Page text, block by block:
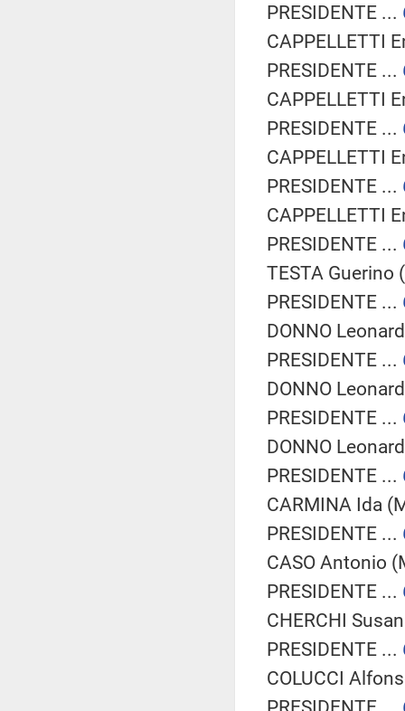
PRESIDENTE ...
CAPPELLETTI
PRESIDENTE ...
CAPPELLETTI
PRESIDENTE ...
CAPPELLETTI
PRESIDENTE ...
CAPPELLETTI
PRESIDENTE ...
TESTA Guerino
PRESIDENTE ...
DONNO
PRESIDENTE ...
DONNO
PRESIDENTE ...
DONNO
PRESIDENTE ...
CARMINA Ida
PRESIDENTE ...
CASO Antonio
PRESIDENTE ...
CHERCHI
PRESIDENTE ...
COLUCCI